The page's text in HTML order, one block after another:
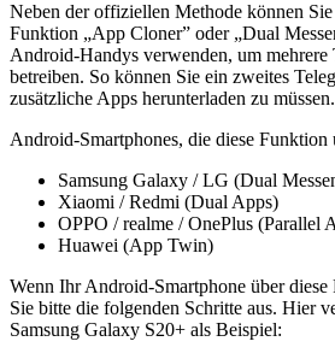
Neben der offiziellen Methode können
Funktion „App Cloner” oder „Dual
Android-Handys verwenden, um mehrere
betreiben. So können Sie ein zweites
zusätzliche Apps herunterladen zu müssen.
Android-Smartphones, die diese Funktion
Samsung Galaxy / LG (Dual
Xiaomi / Redmi (Dual Apps)
OPPO / realme / OnePlus (Parallel
Huawei (App Twin)
Wenn Ihr Android-Smartphone über
Sie bitte die folgenden Schritte aus. Hier
Samsung Galaxy S20+ als Beispiel: